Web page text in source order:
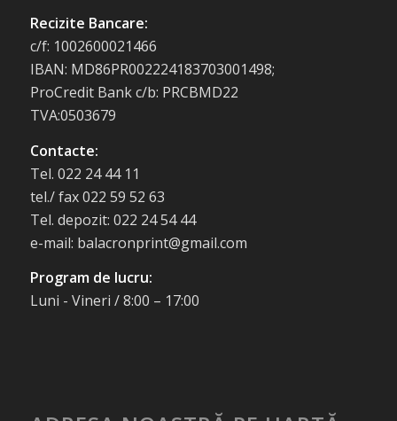
Recizite Bancare:
c/f: 1002600021466
IBAN: MD86PR002224183703001498;
ProCredit Bank c/b: PRCBMD22
TVA:0503679
Contacte:
Tel. 022 24 44 11
tel./ fax 022 59 52 63
Tel. depozit: 022 24 54 44
e-mail: balacronprint@gmail.com
Program de lucru:
Luni - Vineri / 8:00 – 17:00